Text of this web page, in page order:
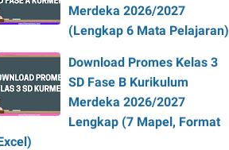
Merdeka 2026/2027
(Lengkap 6 Mata Pelajaran)
Download Promes Kelas 3
SD Fase B Kurikulum
Merdeka 2026/2027
Lengkap (7 Mapel, Format